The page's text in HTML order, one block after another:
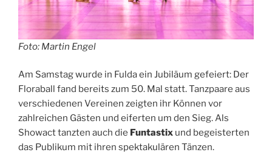
Foto: Martin Engel
Am Samstag wurde in Fulda ein Jubiläum gefeiert: Der
Floraball fand bereits zum 50. Mal statt. Tanzpaare aus
verschiedenen Vereinen zeigten ihr Können vor
zahlreichen Gästen und eiferten um den Sieg. Als
Showact tanzten auch die Funtastix und begeisterten
das Publikum mit ihren spektakulären Tänzen.